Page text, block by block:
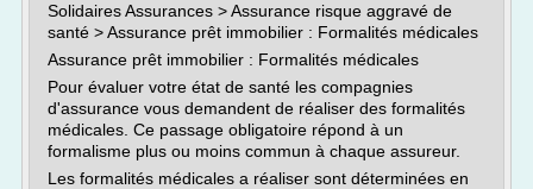
Solidaires Assurances > Assurance risque aggravé de
santé > Assurance prêt immobilier : Formalités médicales
Assurance prêt immobilier : Formalités médicales
Pour évaluer votre état de santé les compagnies
d'assurance vous demandent de réaliser des formalités
médicales. Ce passage obligatoire répond à un
formalisme plus ou moins commun à chaque assureur.
Les formalités médicales a réaliser sont déterminées en